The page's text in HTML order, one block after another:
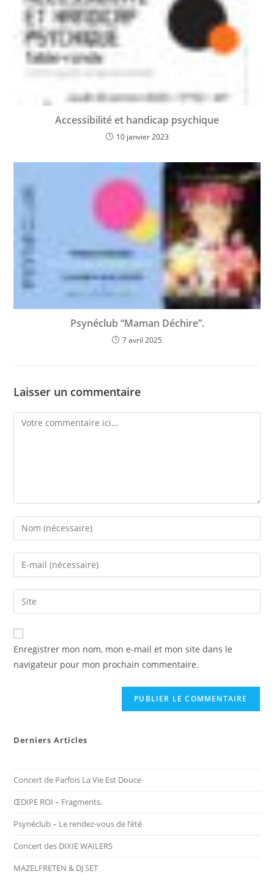
Accessibilité et handicap psychique
10 janvier 2023
Psynéclub “Maman Déchire”.
7 avril 2025
Laisser un commentaire
Comment
Enter
your
name
comment
Enter
your
email
address
comment
Saisir
l’URL
de
votre
(facultatif)
Enregistrer mon nom, mon e-mail et mon site dans le
navigateur pour mon prochain commentaire.
Derniers Articles
Concert de Parfois La Vie Est Douce
ŒDIPE ROI – Fragments.
Psynéclub – Le rendez-vous de l’été
Concert des DIXIE WAILERS
MAZELFRETEN & DJ SET